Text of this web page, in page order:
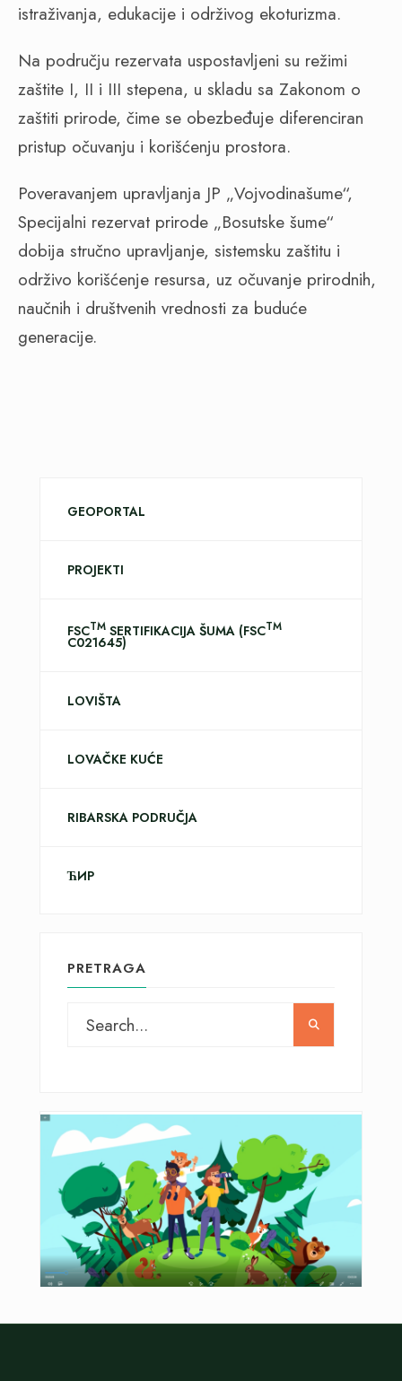
istraživanja, edukacije i održivog ekoturizma.
Na području rezervata uspostavljeni su režimi
zaštite I, II i III stepena, u skladu sa Zakonom o
zaštiti prirode, čime se obezbeđuje diferenciran
pristup očuvanju i korišćenju prostora.
Poveravanjem upravljanja JP „Vojvodinašume“,
Specijalni rezervat prirode „Bosutske šume“
dobija stručno upravljanje, sistemsku zaštitu i
održivo korišćenje resursa, uz očuvanje prirodnih,
naučnih i društvenih vrednosti za buduće
generacije.
GEOPORTAL
PROJEKTI
FSCTM SERTIFIKACIJA ŠUMA (FSCTM
C021645)
LOVIŠTA
LOVAČKE KUĆE
RIBARSKA PODRUČJA
ЋИР
PRETRAGA